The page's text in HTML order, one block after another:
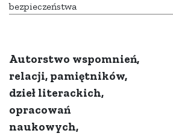
bezpieczeństwa
Autorstwo wspomnień,
relacji, pamiętników,
dzieł literackich,
opracowań
naukowych,